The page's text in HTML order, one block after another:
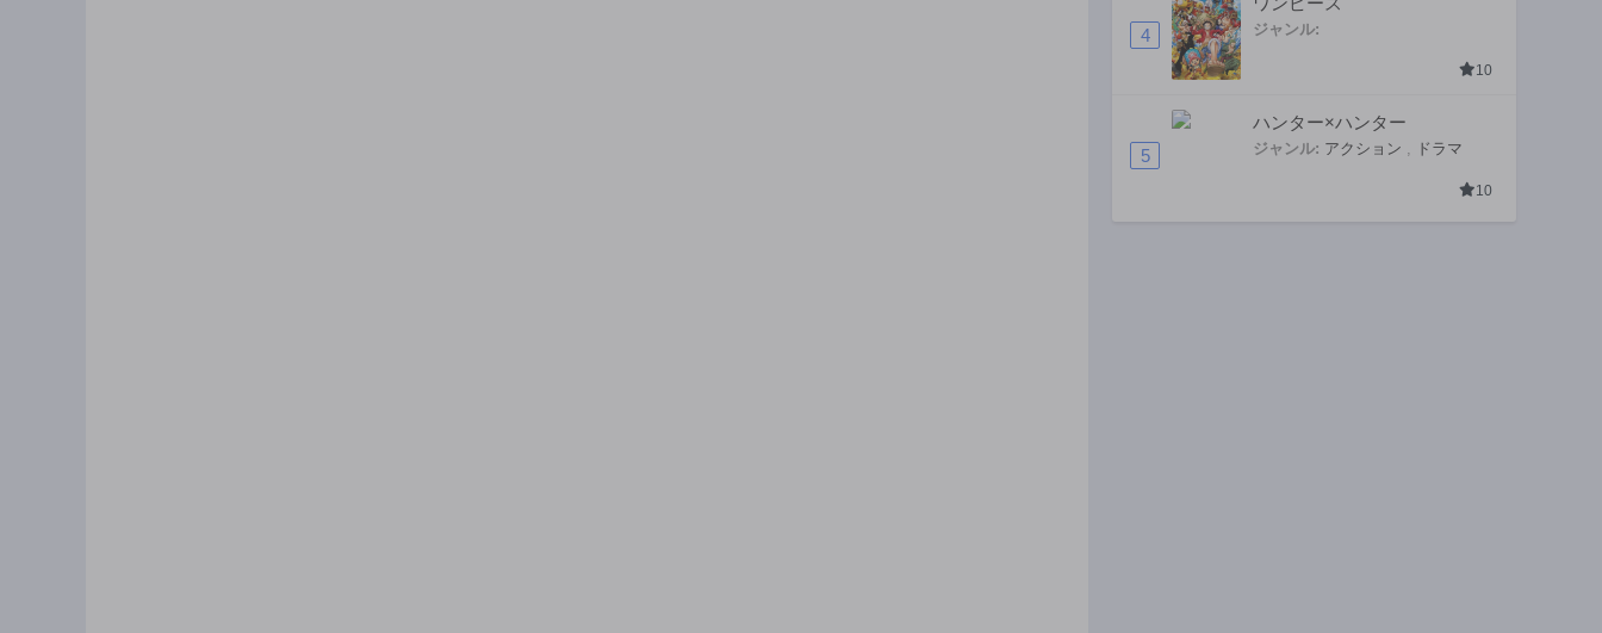
4 ジャンル:
10
5
ハンター×ハンター
ジャンル: アクション , ドラマ
10